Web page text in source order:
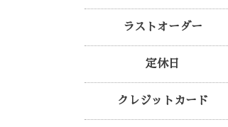
ラストオーダー
定休日
クレジットカード